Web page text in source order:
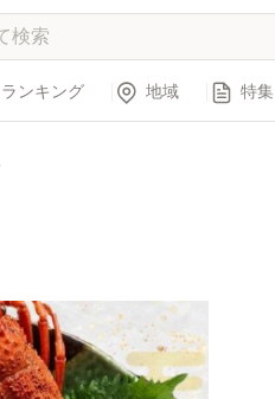
ランキング 地域 特集